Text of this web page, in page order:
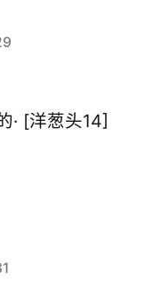
· [洋葱头14]